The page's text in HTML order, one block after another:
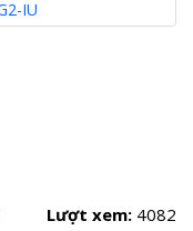
Lượt xem: 4082